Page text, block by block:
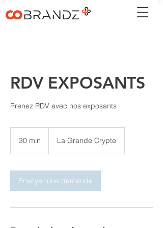
RDV EXPOSANTS
Prenez RDV avec nos exposants
30 min
i
n
La Grande Crypte
Envoyer une demande